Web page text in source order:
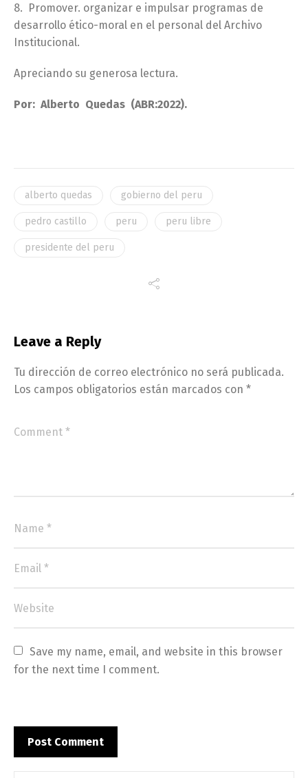
8. Promover. organizar e impulsar programas de
desarrollo ético-moral en el personal del Archivo
Institucional.
Apreciando su generosa lectura.
Por: Alberto Quedas (ABR:2022).
alberto quedas gobierno del peru
pedro castillo peru peru libre
presidente del peru
Leave a Reply
Tu dirección de correo electrónico no será publicada.
Los campos obligatorios están marcados con *
Save my name, email, and website in this browser
for the next time I comment.